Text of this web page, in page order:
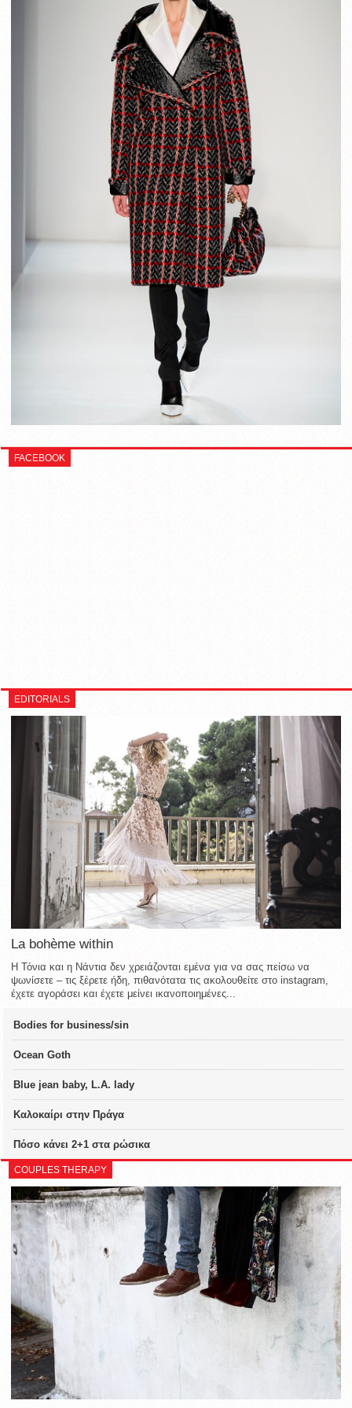
FACEBOOK
EDITORIALS
La bohème within
Η Τόνια και η Νάντια δεν χρειάζονται εμένα για να σας πείσω να
ψωνίσετε – τις ξέρετε ήδη, πιθανότατα τις ακολουθείτε στο instagram,
έχετε αγοράσει και έχετε μείνει ικανοποιημένες...
Bodies for business/sin
Ocean Goth
Blue jean baby, L.A. lady
Καλοκαίρι στην Πράγα
Πόσο κάνει 2+1 στα ρώσικα
COUPLES THERAPY